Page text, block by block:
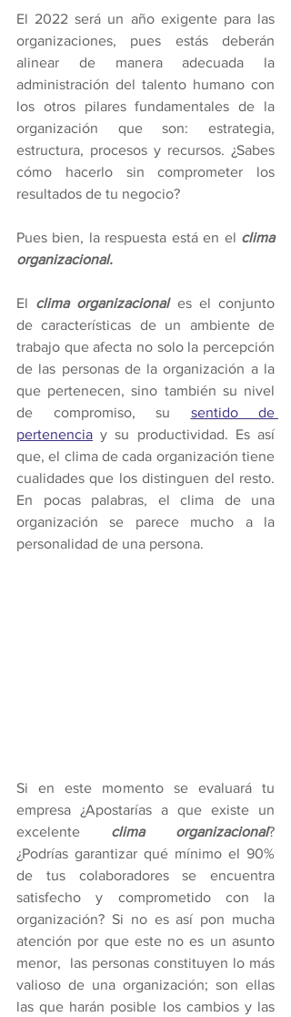
El 2022 será un año exigente para las
organizaciones, pues estás deberán
alinear de manera adecuada la
administración del talento humano con
los otros pilares fundamentales de la
organización que son: estrategia,
estructura, procesos y recursos. ¿Sabes
cómo hacerlo sin comprometer los
resultados de tu negocio?
Pues bien, la respuesta está en el clima
organizacional.
El clima organizacional es el conjunto
de características de un ambiente de
trabajo que afecta no solo la percepción
de las personas de la organización a la
que pertenecen, sino también su nivel
de compromiso, su sentido de
pertenencia y su productividad. Es así
que, el clima de cada organización tiene
cualidades que los distinguen del resto.
En pocas palabras, el clima de una
organización se parece mucho a la
personalidad de una persona.
Si en este momento se evaluará tu
empresa ¿Apostarías a que existe un
excelente clima organizacional?
¿Podrías garantizar qué mínimo el 90%
de tus colaboradores se encuentra
satisfecho y comprometido con la
organización? Si no es así pon mucha
atención por que este no es un asunto
menor,  las personas constituyen lo más
valioso de una organización; son ellas
las que harán posible los cambios y las